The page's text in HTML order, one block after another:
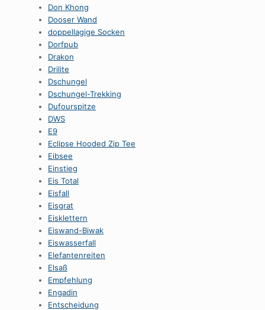
Don Khong
Dooser Wand
doppellagige Socken
Dorfpub
Drakon
Drilite
Dschungel
Dschungel-Trekking
Dufourspitze
DWS
E9
Eclipse Hooded Zip Tee
Eibsee
Einstieg
Eis Total
Eisfall
Eisgrat
Eisklettern
Eiswand-Biwak
Eiswasserfall
Elefantenreiten
Elsaß
Empfehlung
Engadin
Entscheidung